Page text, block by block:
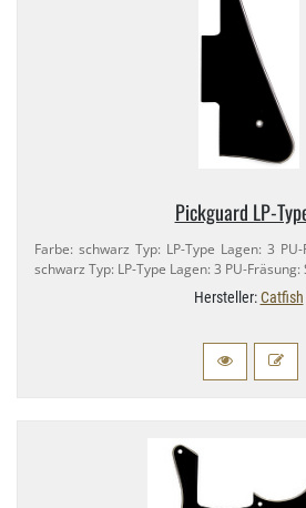
Pickguard LP-​
Farbe: schwarz Typ: LP-​Type Lagen: 3
schwarz Typ: LP-​Type Lagen: 3 PU-​
Hersteller:Catfish